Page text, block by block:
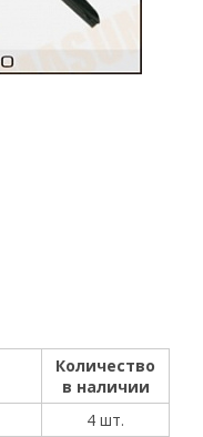
Количество
в наличии
4 шт.